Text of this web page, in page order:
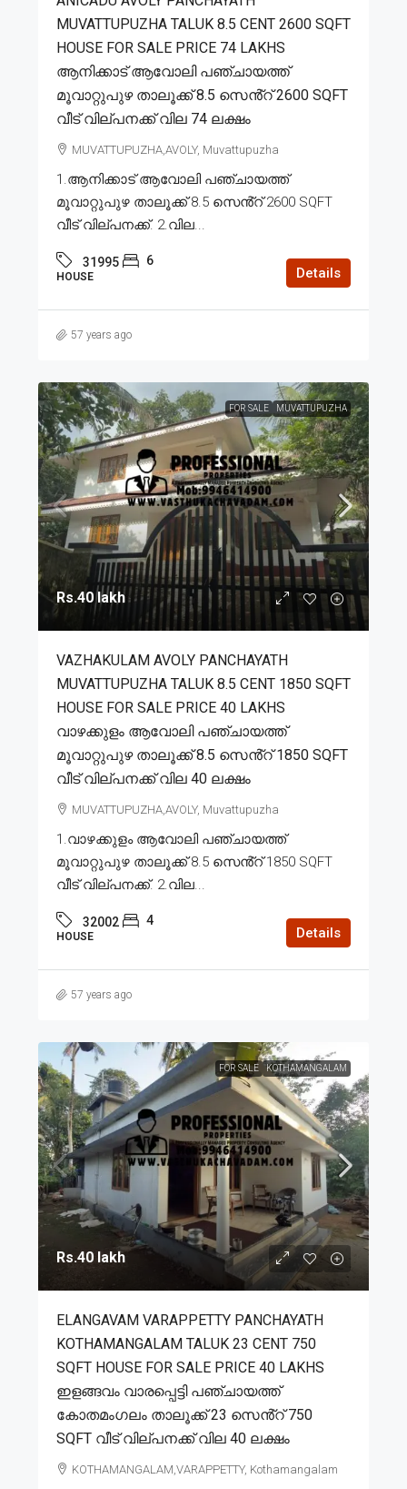
MUVATTUPUZHA TALUK 8.5 CENT 2600 SQFT
HOUSE FOR SALE PRICE 74 LAKHS
ആനിക്കാട് ആവോലി പഞ്ചായത്ത്
മൂവാറ്റുപുഴ താലൂക്ക് 8.5 സെൻ്റ് 2600 SQFT
വീട് വില്പനക്ക് വില 74 ലക്ഷം
MUVATTUPUZHA,AVOLY, Muvattupuzha
1.ആനിക്കാട് ആവോലി പഞ്ചായത്ത്
മൂവാറ്റുപുഴ താലൂക്ക് 8.5 സെൻ്റ് 2600 SQFT
വീട് വില്പനക്ക്. 2.വില...
31995 6
HOUSE Details
57 years ago
FOR SALE MUVATTUPUZHA
Rs.40 lakh
VAZHAKULAM AVOLY PANCHAYATH
MUVATTUPUZHA TALUK 8.5 CENT 1850 SQFT
HOUSE FOR SALE PRICE 40 LAKHS
വാഴക്കുളം ആവോലി പഞ്ചായത്ത്
മൂവാറ്റുപുഴ താലൂക്ക് 8.5 സെൻ്റ് 1850 SQFT
വീട് വില്പനക്ക് വില 40 ലക്ഷം
MUVATTUPUZHA,AVOLY, Muvattupuzha
1.വാഴക്കുളം ആവോലി പഞ്ചായത്ത്
മൂവാറ്റുപുഴ താലൂക്ക് 8.5 സെൻ്റ് 1850 SQFT
വീട് വില്പനക്ക്. 2.വില...
32002 4
HOUSE Details
57 years ago
FOR SALE KOTHAMANGALAM
Rs.40 lakh
ELANGAVAM VARAPPETTY PANCHAYATH
KOTHAMANGALAM TALUK 23 CENT 750
SQFT HOUSE FOR SALE PRICE 40 LAKHS
ഇളങ്ങവം വാരപ്പെട്ടി പഞ്ചായത്ത്
കോതമംഗലം താലൂക്ക് 23 സെൻ്റ് 750
SQFT വീട് വില്പനക്ക് വില 40 ലക്ഷം
KOTHAMANGALAM,VARAPPETTY, Kothamangalam